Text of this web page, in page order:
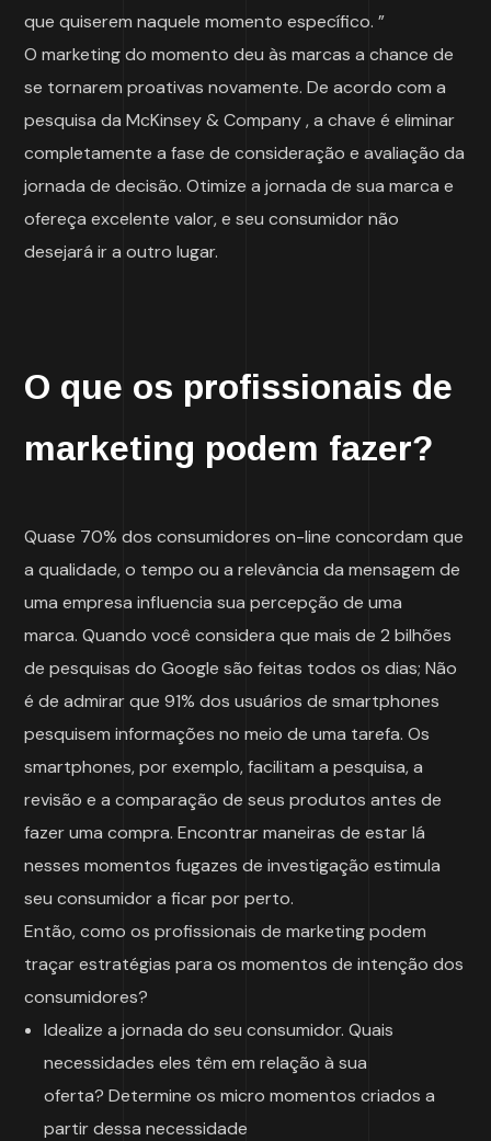
que quiserem naquele momento específico. ”
O marketing do momento deu às marcas a chance de
se tornarem proativas novamente. De acordo com a
pesquisa da McKinsey & Company , a chave é eliminar
completamente a fase de consideração e avaliação da
jornada de decisão. Otimize a jornada de sua marca e
ofereça excelente valor, e seu consumidor não
desejará ir a outro lugar.
O que os profissionais de
marketing podem fazer?
Quase 70% dos consumidores on-line concordam que
a qualidade, o tempo ou a relevância da mensagem de
uma empresa influencia sua percepção de uma
marca. Quando você considera que mais de 2 bilhões
de pesquisas do Google são feitas todos os dias; Não
é de admirar que 91% dos usuários de smartphones
pesquisem informações no meio de uma tarefa. Os
smartphones, por exemplo, facilitam a pesquisa, a
revisão e a comparação de seus produtos antes de
fazer uma compra. Encontrar maneiras de estar lá
nesses momentos fugazes de investigação estimula
seu consumidor a ficar por perto.
Então, como os profissionais de marketing podem
traçar estratégias para os momentos de intenção dos
consumidores?
Idealize a jornada do seu consumidor. Quais
necessidades eles têm em relação à sua
oferta? Determine os micro momentos criados a
partir dessa necessidade